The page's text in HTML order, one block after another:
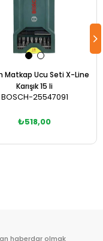
Matkap Ucu Seti X-Line
Karışık 15 li
BOSCH-25547091
₺518,00
haberdar olmak